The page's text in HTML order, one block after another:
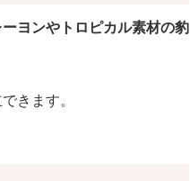
ーヨンやトロピカル素材の豹
きます。